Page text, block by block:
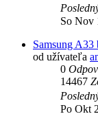
So Nov
Samsung
od užívateľa
0
14467
Po Okt